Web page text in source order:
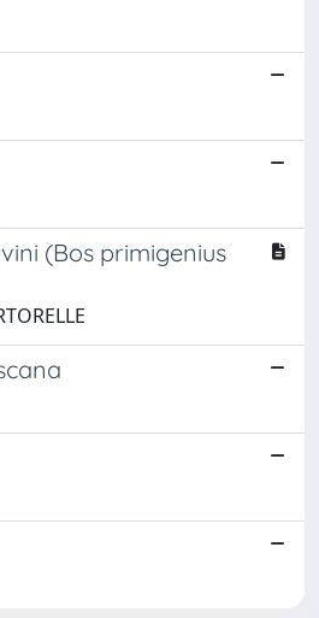
(Bos primigenius